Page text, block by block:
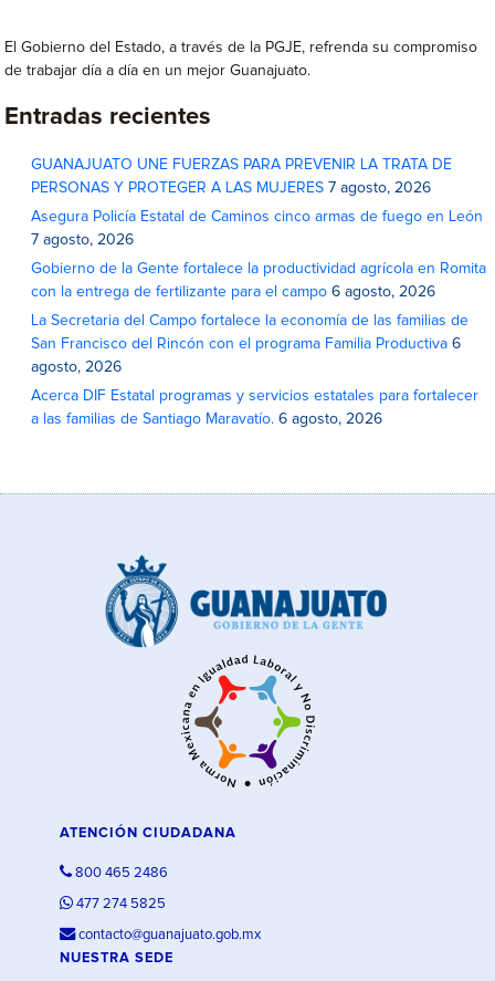
El Gobierno del Estado, a través de la PGJE, refrenda su compromiso
de trabajar día a día en un mejor Guanajuato.
Entradas recientes
GUANAJUATO UNE FUERZAS PARA PREVENIR LA TRATA DE
PERSONAS Y PROTEGER A LAS MUJERES 7 agosto, 2026
Asegura Policía Estatal de Caminos cinco armas de fuego en León
7 agosto, 2026
Gobierno de la Gente fortalece la productividad agrícola en Romita
con la entrega de fertilizante para el campo 6 agosto, 2026
La Secretaria del Campo fortalece la economía de las familias de
San Francisco del Rincón con el programa Familia Productiva 6
agosto, 2026
Acerca DIF Estatal programas y servicios estatales para fortalecer
a las familias de Santiago Maravatío. 6 agosto, 2026
ATENCIÓN CIUDADANA
800 465 2486
477 274 5825
contacto@guanajuato.gob.mx
NUESTRA SEDE